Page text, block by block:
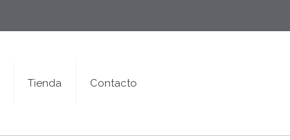
Tienda Contacto